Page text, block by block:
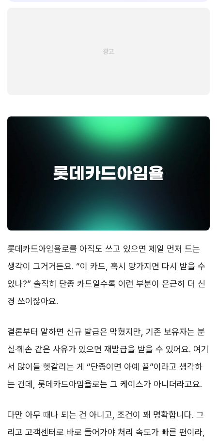
롯데카드아임욜로를 아직도 쓰고 있으면 제일 먼저 드는
생각이 그거거든요. “이 카드, 혹시 망가지면 다시 받을 수
있나?” 솔직히 단종 카드일수록 이런 부분이 은근히 더 신
경 쓰이잖아요.
결론부터 말하면 신규 발급은 막혔지만, 기존 보유자는 분
실·훼손 같은 사유가 있으면 재발급을 받을 수 있어요. 여기
서 많이들 헷갈리는 게 “단종이면 아예 끝”이라고 생각하
는 건데, 롯데카드아임욜로는 그 케이스가 아니더라고요.
다만 아무 때나 되는 건 아니고, 조건이 꽤 명확합니다. 그
리고 고객센터로 바로 들어가야 처리 속도가 빠른 편이라,